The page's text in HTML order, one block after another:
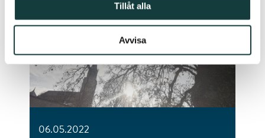
Tillåt alla
Avvisa
06.05.2022